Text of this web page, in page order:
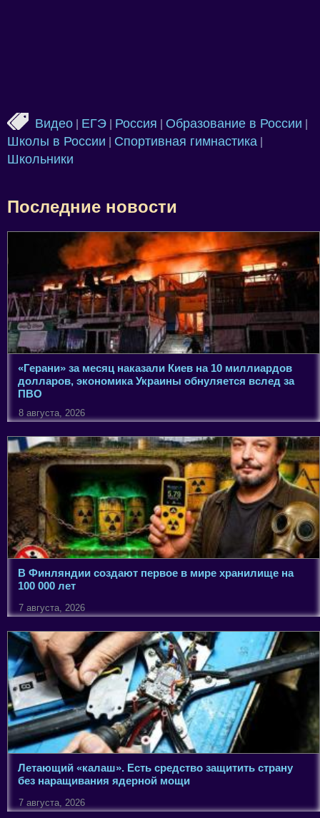
Видео ЕГЭ Россия Образование в России
Школы в России Спортивная гимнастика
Школьники
Последние новости
«Герани» за месяц наказали Киев на 10 миллиардов
долларов, экономика Украины обнуляется вслед за
ПВО
8 августа, 2026
В Финляндии создают первое в мире хранилище на
100 000 лет
7 августа, 2026
Летающий «калаш». Есть средство защитить страну
без наращивания ядерной мощи
7 августа, 2026